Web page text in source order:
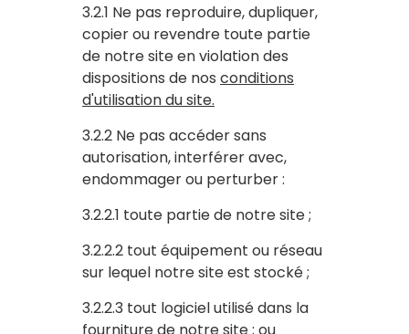
3.2.1 Ne pas reproduire, dupliquer,
copier ou revendre toute partie
de notre site en violation des
dispositions de nos conditions
d'utilisation du site.
3.2.2 Ne pas accéder sans
autorisation, interférer avec,
endommager ou perturber :
3.2.2.1 toute partie de notre site ;
3.2.2.2 tout équipement ou réseau
sur lequel notre site est stocké ;
3.2.2.3 tout logiciel utilisé dans la
fourniture de notre site ; ou